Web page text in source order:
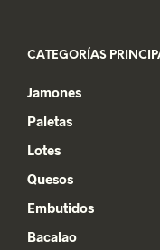
CATEGORÍAS
Jamones
Paletas
Lotes
Quesos
Embutidos
Bacalao